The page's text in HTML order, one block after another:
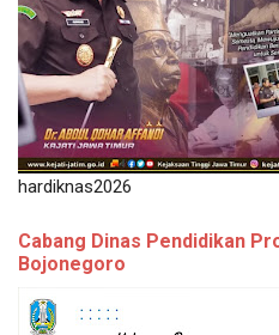
hardiknas2026
Cabang Dinas Pendidikan
Bojonegoro